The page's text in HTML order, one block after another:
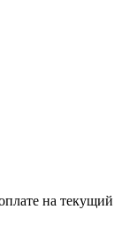
на текущий